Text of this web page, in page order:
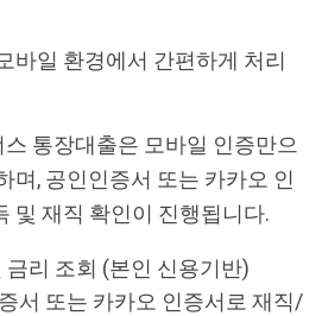
바일 환경에서 간편하게 처리
통장대출은 모바일 인증만으
며, 공인인증서 또는 카카오 인
및 재직 확인이 진행됩니다.
금리 조회 (본인 신용기반)
서 또는 카카오 인증서로 재직/